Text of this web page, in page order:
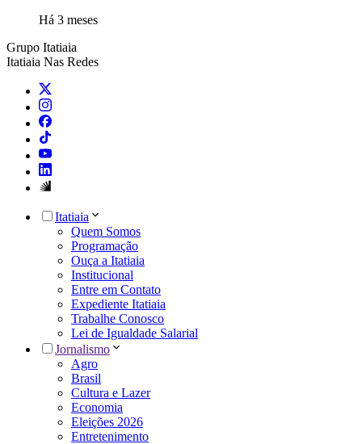
Há 3 meses
Grupo Itatiaia
Itatiaia Nas Redes
Itatiaia
Quem Somos
Programação
Ouça a Itatiaia
Institucional
Entre em Contato
Expediente Itatiaia
Trabalhe Conosco
Lei de Igualdade Salarial
Jornalismo
Agro
Brasil
Cultura e Lazer
Economia
Eleições 2026
Entretenimento